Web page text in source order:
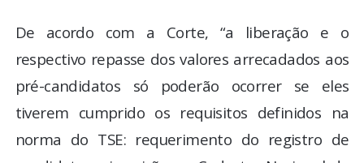
De acordo com a Corte, “a liberação e o
respectivo repasse dos valores arrecadados aos
pré-candidatos só poderão ocorrer se eles
tiverem cumprido os requisitos definidos na
norma do TSE: requerimento do registro de